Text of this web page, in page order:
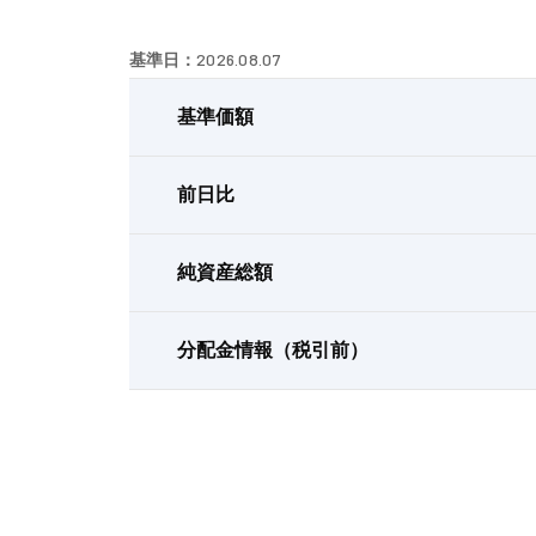
基準日： 2026.08.07
基準価額
前日比
純資産総額
分配金情報（税引前）